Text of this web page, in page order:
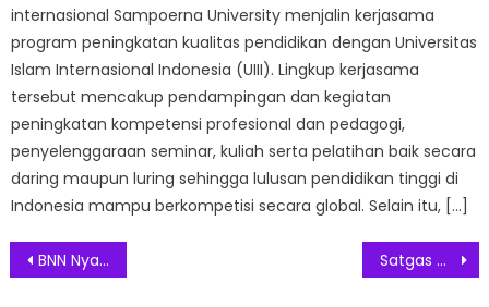
internasional Sampoerna University menjalin kerjasama
program peningkatan kualitas pendidikan dengan Universitas
Islam Internasional Indonesia (UIII). Lingkup kerjasama
tersebut mencakup pendampingan dan kegiatan
peningkatan kompetensi profesional dan pedagogi,
penyelenggaraan seminar, kuliah serta pelatihan baik secara
daring maupun luring sehingga lulusan pendidikan tinggi di
Indonesia mampu berkompetisi secara global. Selain itu, […]
Post
BNN Nyatakan Perangi Narkoba, Sita 212,39 Kilogram Sabu dan 19.700 Butir Ekstasi Satgas Covid-19 Keluarkan Surat Edaran Larangan Mudik 22 April Hingga 24 Mei